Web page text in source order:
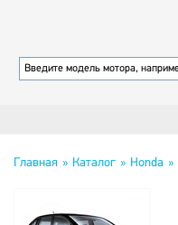
Главная Каталог Honda